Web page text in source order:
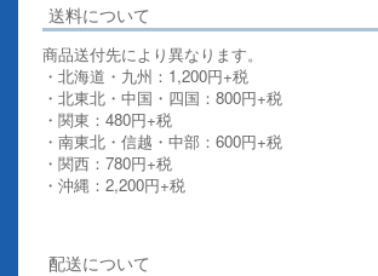
送料について
商品送付先により異なります。
・北海道・九州：1,200円+税
・北東北・中国・四国：800円+税
・関東：480円+税
・南東北・信越・中部：600円+税
・関西：780円+税
・沖縄：2,200円+税
配送について